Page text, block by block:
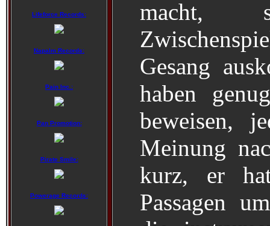
Lifeforce Records:
Napalm Records:
Pain Inc.:
Pan Promotion:
Pirate Smile:
Powerage Records:
macht,
Gesang
haben
beweisen,
Meinung
kurz, er
Passagen